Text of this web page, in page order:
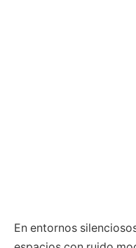
En entornos